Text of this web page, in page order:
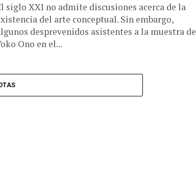
siglo XXI no admite discusiones acerca de la
del arte conceptual. Sin embargo,
desprevenidos asistentes a la muestra de
Ono en el...